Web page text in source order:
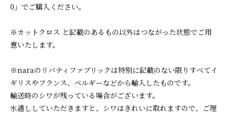
0」でご購入ください。
※カットクロス と記載のあるもの以外はつながった状態でご用
意いたします。
※naraのリバティファブリックは特別に記載のない限りすべてイ
ギリスやフランス、ベルギーなどから輸入したものです。
輸送時のシワが残っている場合がございます。
水通ししていただきますと、シワはきれいに取れますので、ご理